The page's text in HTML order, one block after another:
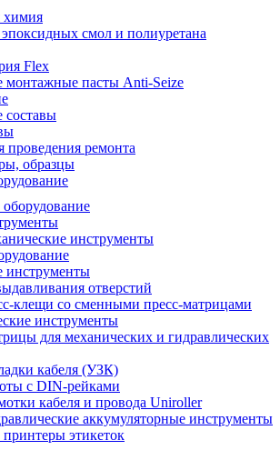
смол и полиуретана
Flex
монтажные пасты Anti-Seize
составы
проведения ремонта
образцы
инструменты
инструменты
отверстий
клещи со сменными пресс-матрицами
инструменты
для механических и гидравлических
кабеля (УЗК)
с DIN-рейками
кабеля и провода Uniroller
аккумуляторные инструменты
этикеток